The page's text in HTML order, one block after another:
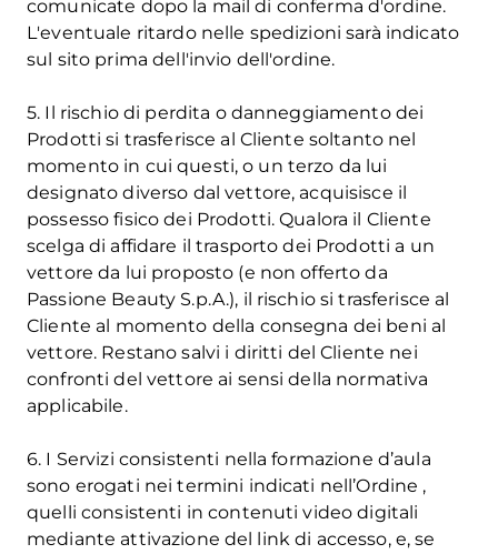
comunicate dopo la mail di conferma d'ordine.
L'eventuale ritardo nelle spedizioni sarà indicato
sul sito prima dell'invio dell'ordine.
5. Il rischio di perdita o danneggiamento dei
Prodotti si trasferisce al Cliente soltanto nel
momento in cui questi, o un terzo da lui
designato diverso dal vettore, acquisisce il
possesso fisico dei Prodotti. Qualora il Cliente
scelga di affidare il trasporto dei Prodotti a un
vettore da lui proposto (e non offerto da
Passione Beauty S.p.A.), il rischio si trasferisce al
Cliente al momento della consegna dei beni al
vettore. Restano salvi i diritti del Cliente nei
confronti del vettore ai sensi della normativa
applicabile.
6. I Servizi consistenti nella formazione d’aula
sono erogati nei termini indicati nell’Ordine ,
quelli consistenti in contenuti video digitali
mediante attivazione del link di accesso, e, se